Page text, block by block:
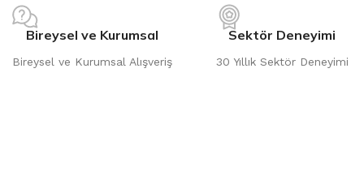
Bireysel ve Kurumsal
Bireysel ve Kurumsal Alışveriş
Sektör Deneyimi
30 Yıllık Sektör Deneyimi